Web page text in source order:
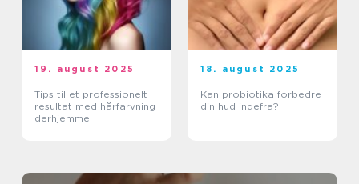
19. august 2025
Tips til et professionelt
resultat med hårfarvning
derhjemme
18. august 2025
Kan probiotika forbedre
din hud indefra?